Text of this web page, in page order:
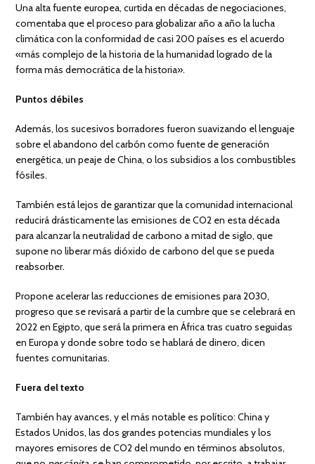
Una alta fuente europea, curtida en décadas de negociaciones,
comentaba que el proceso para globalizar año a año la lucha
climática con la conformidad de casi 200 países es el acuerdo
«más complejo de la historia de la humanidad logrado de la
forma más democrática de la historia».
Puntos débiles
Además, los sucesivos borradores fueron suavizando el lenguaje
sobre el abandono del carbón como fuente de generación
energética, un peaje de China, o los subsidios a los combustibles
fósiles.
También está lejos de garantizar que la comunidad internacional
reducirá drásticamente las emisiones de CO2 en esta década
para alcanzar la neutralidad de carbono a mitad de siglo, que
supone no liberar más dióxido de carbono del que se pueda
reabsorber.
Propone acelerar las reducciones de emisiones para 2030,
progreso que se revisará a partir de la cumbre que se celebrará en
2022 en Egipto, que será la primera en África tras cuatro seguidas
en Europa y donde sobre todo se hablará de dinero, dicen
fuentes comunitarias.
Fuera del texto
También hay avances, y el más notable es político: China y
Estados Unidos, las dos grandes potencias mundiales y los
mayores emisores de CO2 del mundo en términos absolutos,